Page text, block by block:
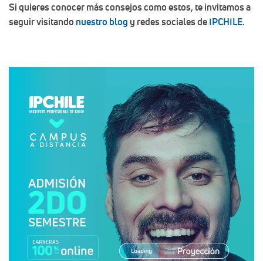
Si quieres conocer más consejos como estos, te invitamos a
seguir visitando nuestro blog y redes sociales de IPCHILE.